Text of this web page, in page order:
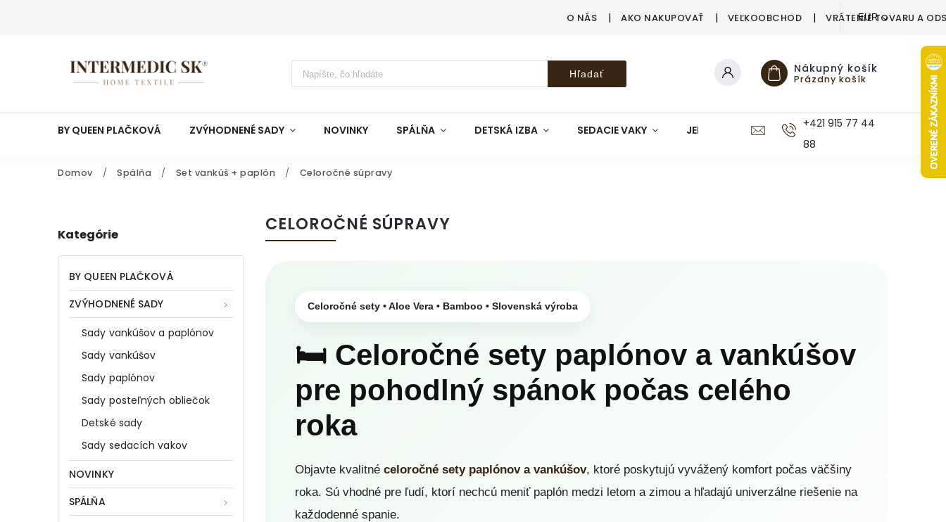
O NÁS AKO NAKUPOVAŤ VEĽKOOBCHOD VRÁTENIE TOVARU A
EUR
Hľadať Nákupný košík
Prázdny košík
BY QUEEN PLAČKOVÁ ZVÝHODNENÉ SADY NOVINKY SPÁLŇA DETSKÁ IZBA SEDACIE VAKY JEDÁLEŇ KUCHYŇA KÚPEĽŇA
+421 915 77 44
88
Domov / Spálňa / Set vankúš + paplón / Celoročné súpravy
Kategórie
BY QUEEN PLAČKOVÁ
ZVÝHODNENÉ SADY
Sady vankúšov a paplónov
Sady vankúšov
Sady paplónov
Sady posteľných obliečok
Detské sady
Sady sedacích vakov
NOVINKY
SPÁLŇA
CELOROČNÉ SÚPRAVY
Celoročné sety • Aloe Vera • Bamboo • Slovenská výroba
🛏️ Celoročné sety paplónov a vankúšov
pre pohodlný spánok počas celého
roka
Objavte kvalitné celoročné sety paplónov a vankúšov, ktoré poskytujú vyvážený komfort počas väčšiny
roka. Sú vhodné pre ľudí, ktorí nechcú meniť paplón medzi letom a zimou a hľadajú univerzálne riešenie na
každodenné spanie.